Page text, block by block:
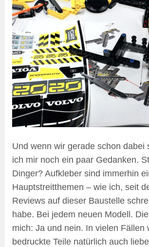
Und wenn wir gerade schon dabei
ich mir noch ein paar Gedanken.
Dinger? Aufkleber sind immerhin
Hauptstreitthemen – wie ich, seit
Reviews auf dieser Baustelle
habe. Bei jedem neuen Modell.
mich: Ja und nein. In vielen Fällen
bedruckte Teile natürlich auch